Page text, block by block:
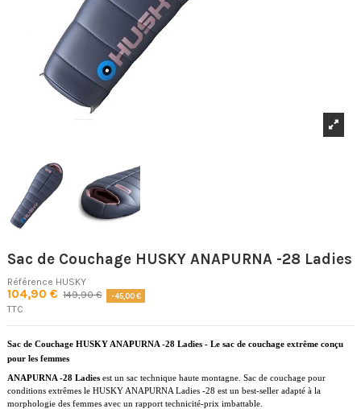
Sac de Couchage HUSKY ANAPURNA -28 Ladies
Référence HUSKY
104,90 € 149,90 € -45,00 €
TTC
Sac de Couchage HUSKY ANAPURNA -28 Ladies - Le sac de couchage extrême conçu
pour les femmes
ANAPURNA -28 Ladies est un sac technique haute montagne. Sac de couchage pour
conditions extrêmes le HUSKY ANAPURNA Ladies -28 est un best-seller adapté à la
morphologie des femmes avec un rapport technicité-prix imbattable.